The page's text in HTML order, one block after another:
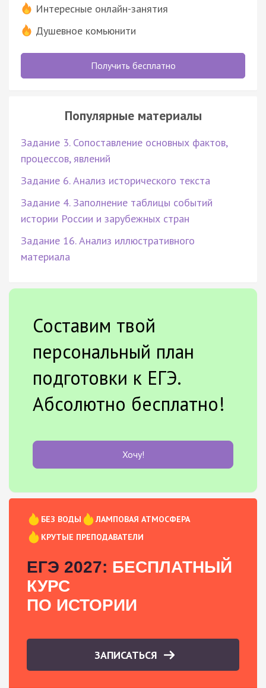
Интересные онлайн-занятия
Душевное комьюнити
Получить бесплатно
Популярные материалы
Задание 3. Сопоставление основных фактов,
процессов, явлений
Задание 6. Анализ исторического текста
Задание 4. Заполнение таблицы событий
истории России и зарубежных стран
Задание 16. Анализ иллюстративного
материала
Составим твой
персональный план
подготовки к ЕГЭ.
Абсолютно бесплатно!
Хочу!
БЕЗ ВОДЫ
ЛАМПОВАЯ АТМОСФЕРА
КРУТЫЕ ПРЕПОДАВАТЕЛИ
ЕГЭ 2027: БЕСПЛАТНЫЙ
КУРС
ПО ИСТОРИИ
ЗАПИСАТЬСЯ